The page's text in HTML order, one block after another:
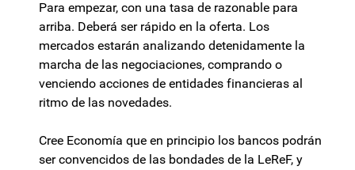
Para empezar, con una tasa de razonable para
arriba. Deberá ser rápido en la oferta. Los
mercados estarán analizando detenidamente la
marcha de las negociaciones, comprando o
venciendo acciones de entidades financieras al
ritmo de las novedades.
Cree Economía que en principio los bancos podrán
ser convencidos de las bondades de la LeReF, y